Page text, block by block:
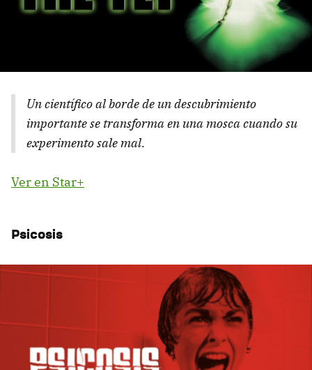
Un científico al borde de un descubrimiento
importante se transforma en una mosca cuando su
experimento sale mal.
Ver en Star+
Psicosis